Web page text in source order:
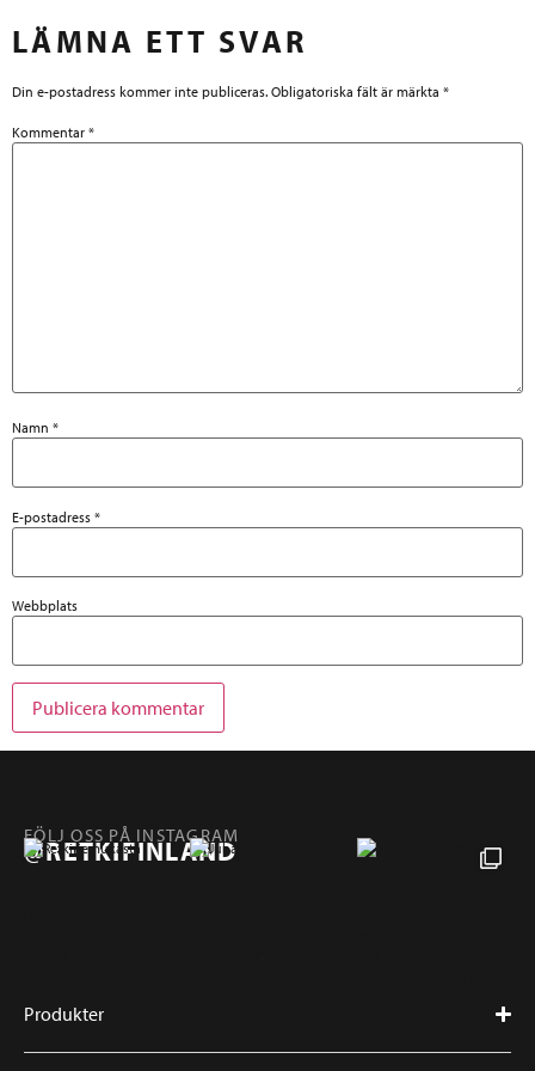
LÄMNA ETT SVAR
Din e-postadress kommer inte publiceras. Obligatoriska fält är märkta *
Kommentar *
Namn *
E-postadress *
Webbplats
FÖLJ OSS PÅ INSTAGRAM
@RETKIFINLAND
Produkter